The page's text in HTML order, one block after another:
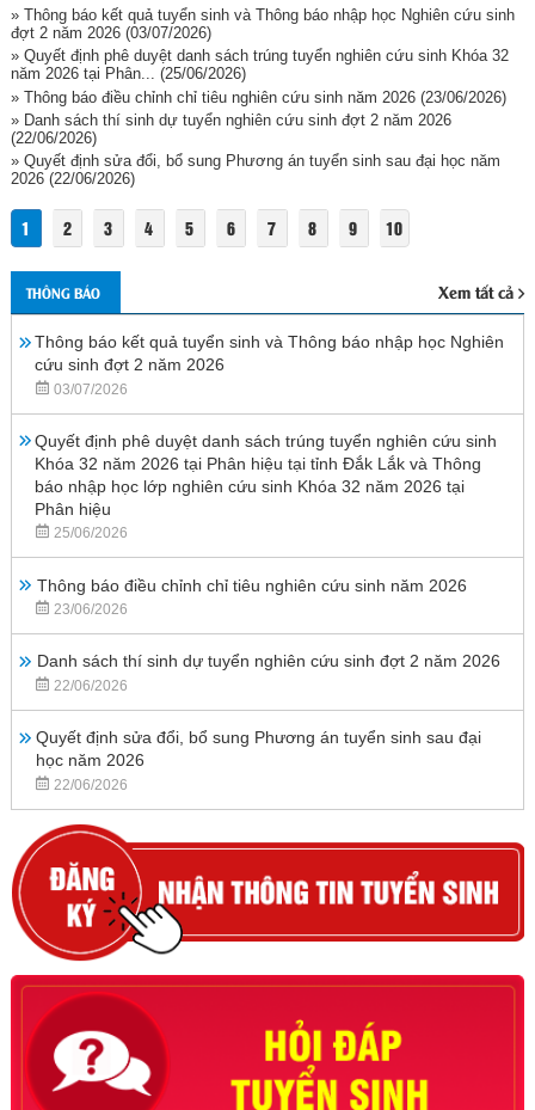
» Thông báo kết quả tuyển sinh và Thông báo nhập học Nghiên cứu sinh
đợt 2 năm 2026(03/07/2026)
» Quyết định phê duyệt danh sách trúng tuyển nghiên cứu sinh Khóa 32
năm 2026 tại Phân... (25/06/2026)
» Thông báo điều chỉnh chỉ tiêu nghiên cứu sinh năm 2026(23/06/2026)
» Danh sách thí sinh dự tuyển nghiên cứu sinh đợt 2 năm 2026
(22/06/2026)
» Quyết định sửa đổi, bổ sung Phương án tuyển sinh sau đại học năm
2026(22/06/2026)
1 2 3 4 5 6 7 8 9 10
THÔNG BÁO Xem tất cả
Thông báo kết quả tuyển sinh và Thông báo nhập học Nghiên
cứu sinh đợt 2 năm 2026
03/07/2026
Quyết định phê duyệt danh sách trúng tuyển nghiên cứu sinh
Khóa 32 năm 2026 tại Phân hiệu tại tỉnh Đắk Lắk và Thông
báo nhập học lớp nghiên cứu sinh Khóa 32 năm 2026 tại
Phân hiệu
25/06/2026
Thông báo điều chỉnh chỉ tiêu nghiên cứu sinh năm 2026
23/06/2026
Danh sách thí sinh dự tuyển nghiên cứu sinh đợt 2 năm 2026
22/06/2026
Quyết định sửa đổi, bổ sung Phương án tuyển sinh sau đại
học năm 2026
22/06/2026